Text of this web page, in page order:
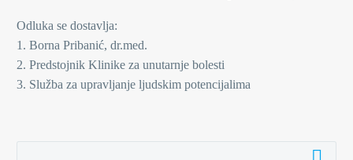
Odluka se dostavlja:
1. Borna Pribanić, dr.med.
2. Predstojnik Klinike za unutarnje bolesti
3. Služba za upravljanje ljudskim potencijalima